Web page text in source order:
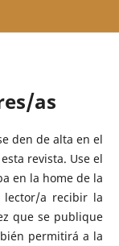
as
den de alta en el
revista. Use el
en la home de la
a recibir la
que se publique
permitirá a la